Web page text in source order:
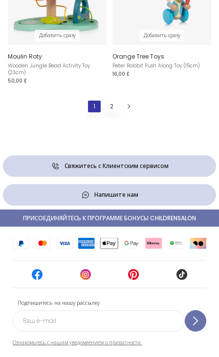
Добавить сразу
Moulin Roty
Wooden Jungle Bead Activity Toy
(23cm)
50,00 £
Добавить сразу
Orange Tree Toys
Peter Rabbit Push Along Toy (15cm)
16,00 £
1 2
Свяжитесь с Клиентским сервисом
Напишите нам
Подпишитесь на нашу рассылку
Ознакомьтесь с нашим уведомлением о приватности.
ПРИСОЕДИНЯЙТЕСЬ К ПРОГРАММЕ БОНУСЫ CHILDRENSALON